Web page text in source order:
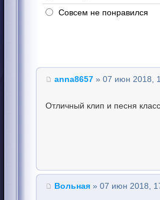
Совсем не понравился
anna8657 » 07 июн 2018,
Отличный клип и песня
Вольная » 07 июн 2018,